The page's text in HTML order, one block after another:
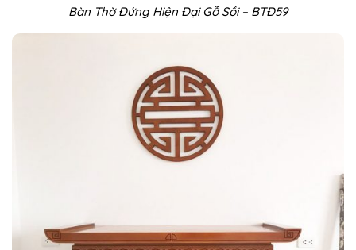
Bàn Thờ Đứng Hiện Đại Gỗ Sồi – BTĐ59